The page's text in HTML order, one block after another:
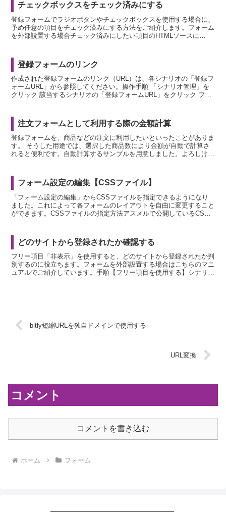
チェックボックスをチェック済みにする
登録フォームでラジオボタンやチェックボックスを使用する場合に、
予め任意の項目をチェック済みにする方法をご紹介します。フォーム
を外部設置する場合チェック済みにしたい項目のHTMLソースに
登録フォームのリンク
作成された登録フォームのリンク（URL）は、各シナリオの「登録フ
ォームURL」から参照してください。操作手順 「シナリオ管理」を
クリック 該当するシナリオの「登録フォームURL」をクリック フォ
注文フォームとして利用する際の金額計算
登録フォームを、商品などの注文に利用したいといったことがありま
す。 そうした用途では、選択した商品数により金額が自動で計算さ
れると便利です。自動計算するサンプルを用意しました。よろしけれ
フォーム設定の編集【CSSファイル】
「フォーム設定の編集」からCSSファイルを指定できるようになり
ました。これによって各フォームのレイアウトを自由に変更すること
ができます。CSSファイルの指定方法アスメルで公開しているCSS
どのサイトから登録されたか確認する
フリー項目「非表示」を使用すると、どのサイトから登録されたか判
別するのに役立ちます。フォームを外部設置する場合はこちらのマニ
ュアルでご紹介しています。手順【フリー項目を使用する】シナリオ
bitly短縮URLを独自ドメインで使用する
URL変換
コメント
コメントを書き込む
ホーム フォーム